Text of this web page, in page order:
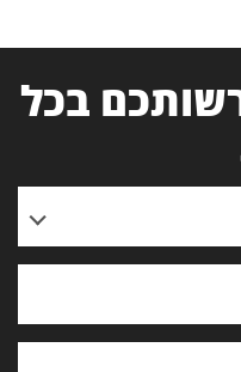
בכל